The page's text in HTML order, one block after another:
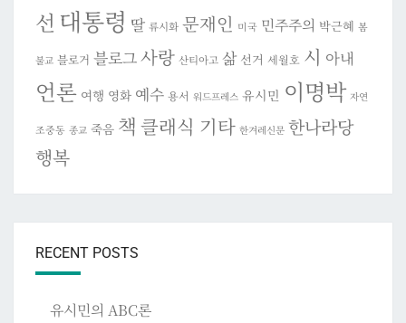
선 대통령 딸 류시화 문재인 미국 민주주의 박근혜 봄
불교 블로거 블로그사랑 산티아고 삶 선거 세월호 시 아내
언론 여행 영화 예수 용서 워드프레스 유시민 이명박 자연
조중동 종교 죽음 책 클래식 기타 한겨레신문 한나라당
행복
RECENT POSTS
유시민의 ABC론